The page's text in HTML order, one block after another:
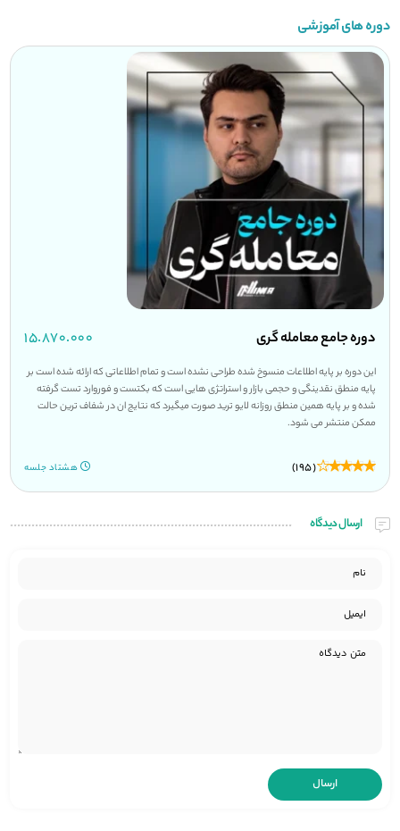
دوره های آموزشی
دوره جامع معامله گری ۱۵.۸۷۰.۰۰۰
این دوره بر پایه اطلاعات منسوخ شده طراحی نشده است و تمام اطلاعاتی که ارائه شده است بر
پایه منطق نقدینگی و حجمی بازار و استراتژی هایی است که بکتست و فوروارد تست گرفته
شده و بر پایه همین منطق روزانه لایو ترید صورت میگیرد که نتایج ان در شفاف ترین حالت
ممکن منتشر می شود.
(195) هشتاد جلسه
ارسال دیدگاه